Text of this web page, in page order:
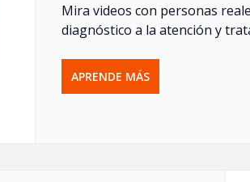
Mira videos con personas
diagnóstico a la atención y
APRENDE MÁS